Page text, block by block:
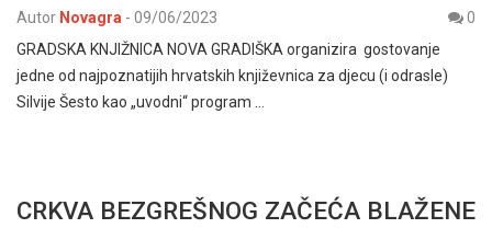
Autor Novagra - 09/06/2023
0
GRADSKA KNJIŽNICA NOVA GRADIŠKA organizira gostovanje
jedne od najpoznatijih hrvatskih književnica za djecu (i odrasle)
Silvije Šesto kao „uvodni“ program …
CRKVA BEZGREŠNOG ZAČEĆA BLAŽENE